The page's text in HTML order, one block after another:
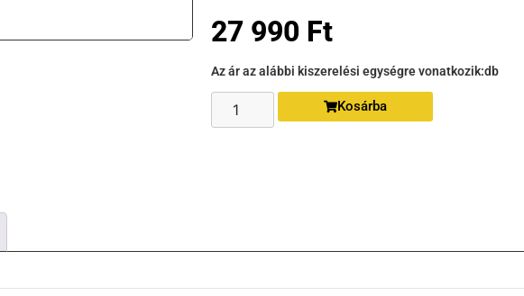
27 990 Ft
Az ár az alábbi kiszerelési egységre vonatkozik:db
Kosárba